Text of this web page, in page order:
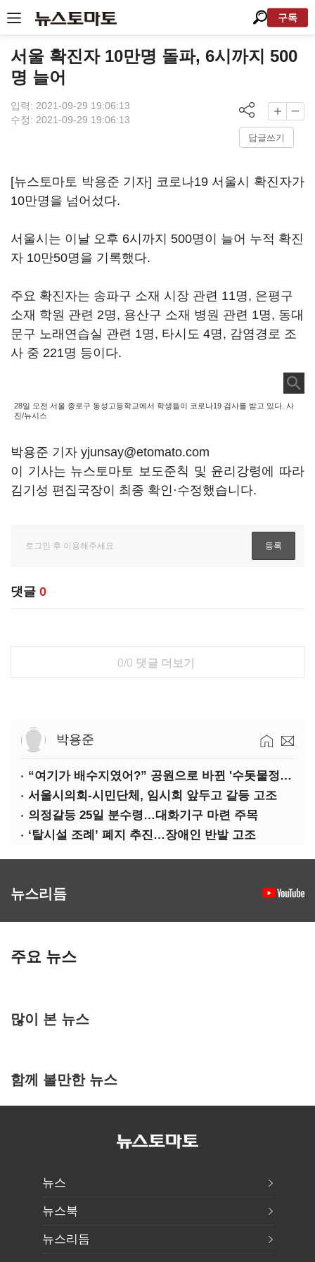
구독
서울 확진자 10만명 돌파, 6시까지 500
명 늘어
입력: 2021-09-29 19:06:13
수정: 2021-09-29 19:06:13
답글쓰기
[뉴스토마토 박용준 기자] 코로나19 서울시 확진자가
10만명을 넘어섰다.
서울시는 이날 오후 6시까지 500명이 늘어 누적 확진
자 10만50명을 기록했다.
주요 확진자는 송파구 소재 시장 관련 11명, 은평구
소재 학원 관련 2명, 용산구 소재 병원 관련 1명, 동대
문구 노래연습실 관련 1명, 타시도 4명, 감염경로 조
사 중 221명 등이다.
28일 오전 서울 종로구 동성고등학교에서 학생들이 코로나19 검사를 받고 있다. 사
진/뉴시스
박용준 기자 yjunsay@etomato.com
이 기사는 뉴스토마토 보도준칙 및 윤리강령에 따라
김기성 편집국장이 최종 확인·수정했습니다.
댓글 0
0/0 댓글 더보기
박용준
“여기가 배수지였어?” 공원으로 바뀐 '수돗물정거장'
서울시의회-시민단체, 임시회 앞두고 갈등 고조
의정갈등 25일 분수령…대화기구 마련 주목
‘탈시설 조례’ 폐지 추진…장애인 반발 고조
뉴스리듬
주요 뉴스
많이 본 뉴스
함께 볼만한 뉴스
뉴스
뉴스북
뉴스리듬